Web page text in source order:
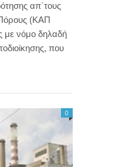
απ΄τους
Πόρους (ΚΑΠ
με νόμο δηλαδή
που
0